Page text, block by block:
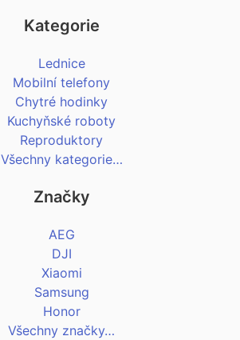
Kategorie
Lednice
Mobilní telefony
Chytré hodinky
Kuchyňské roboty
Reproduktory
Všechny kategorie…
Značky
AEG
DJI
Xiaomi
Samsung
Honor
Všechny značky…